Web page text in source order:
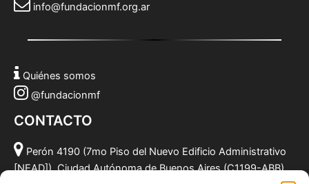
info@fundacionmf.org.ar
Quiénes somos
@fundacionmf
CONTACTO
Perón 4190 (7mo Piso del Nuevo Edificio Administrativo
[NEAD]), Ciudad Autónoma de Buenos Aires (C1199-ABB),